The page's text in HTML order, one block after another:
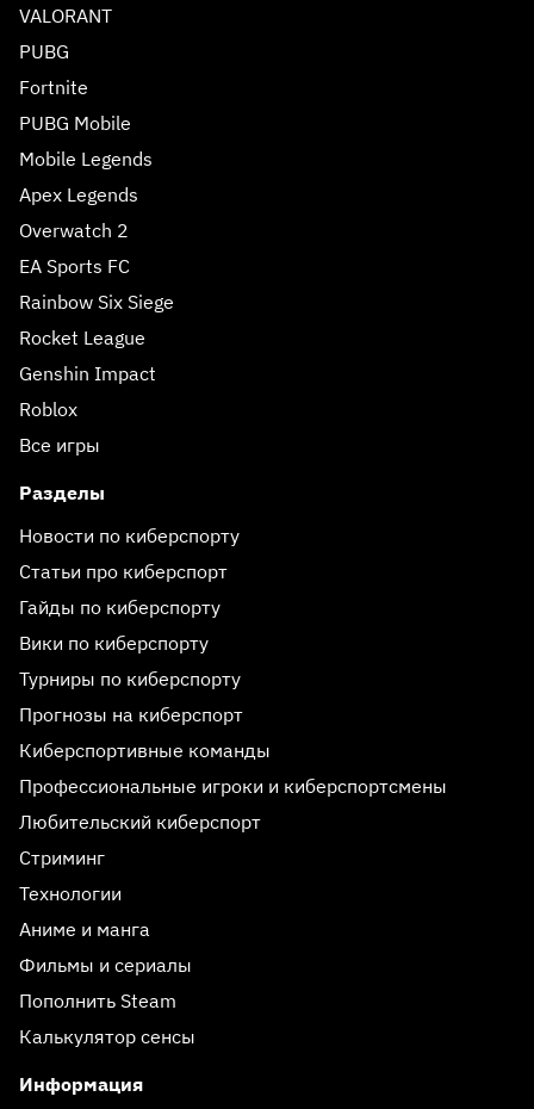
VALORANT
PUBG
Fortnite
PUBG Mobile
Mobile Legends
Apex Legends
Overwatch 2
EA Sports FC
Rainbow Six Siege
Rocket League
Genshin Impact
Roblox
Все игры
Разделы
Новости по киберспорту
Статьи про киберспорт
Гайды по киберспорту
Вики по киберспорту
Турниры по киберспорту
Прогнозы на киберспорт
Киберспортивные команды
Профессиональные игроки и киберспортсмены
Любительский киберспорт
Стриминг
Технологии
Аниме и манга
Фильмы и сериалы
Пополнить Steam
Калькулятор сенсы
Информация